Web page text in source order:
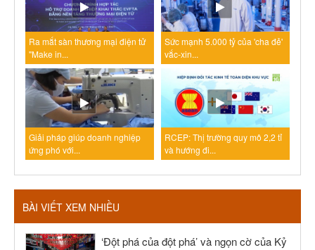
Ra mắt sàn thương mại điện tử
"Make in...
Sức mạnh 5.000 tỷ của 'cha đẻ'
vắc-xin...
Giải pháp giúp doanh nghiệp
ứng phó với...
RCEP: Thị trường quy mô 2,2 tỉ
và hướng đi...
BÀI VIẾT XEM NHIỀU
‘Đột phá của đột phá’ và ngọn cờ của Kỷ